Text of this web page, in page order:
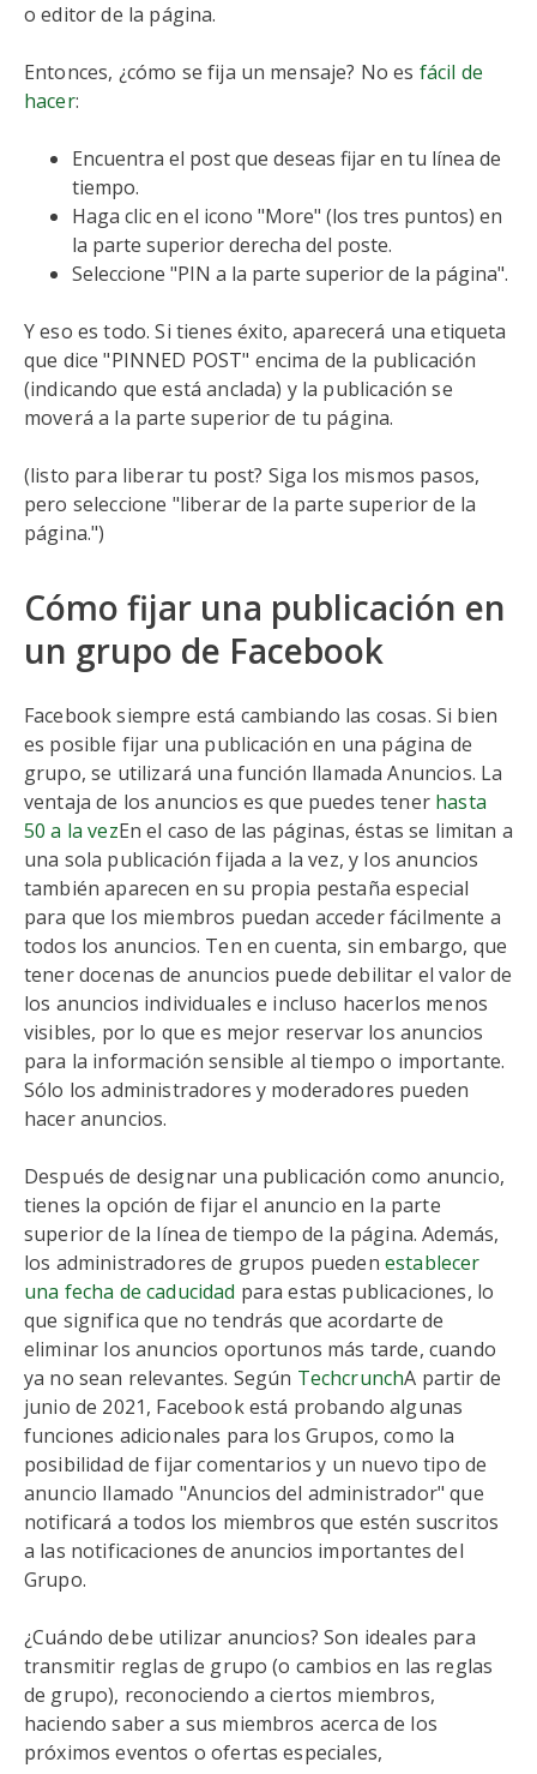
o editor de la página.
Entonces, ¿cómo se fija un mensaje? No es fácil de
hacer:
Encuentra el post que deseas fijar en tu línea de
tiempo.
Haga clic en el icono "More" (los tres puntos) en
la parte superior derecha del poste.
Seleccione "PIN a la parte superior de la página".
Y eso es todo. Si tienes éxito, aparecerá una etiqueta
que dice "PINNED POST" encima de la publicación
(indicando que está anclada) y la publicación se
moverá a la parte superior de tu página.
(listo para liberar tu post? Siga los mismos pasos,
pero seleccione "liberar de la parte superior de la
página.")
Cómo fijar una publicación en
un grupo de Facebook
Facebook siempre está cambiando las cosas. Si bien
es posible fijar una publicación en una página de
grupo, se utilizará una función llamada Anuncios. La
ventaja de los anuncios es que puedes tener hasta
50 a la vezEn el caso de las páginas, éstas se limitan a
una sola publicación fijada a la vez, y los anuncios
también aparecen en su propia pestaña especial
para que los miembros puedan acceder fácilmente a
todos los anuncios. Ten en cuenta, sin embargo, que
tener docenas de anuncios puede debilitar el valor de
los anuncios individuales e incluso hacerlos menos
visibles, por lo que es mejor reservar los anuncios
para la información sensible al tiempo o importante.
Sólo los administradores y moderadores pueden
hacer anuncios.
Después de designar una publicación como anuncio,
tienes la opción de fijar el anuncio en la parte
superior de la línea de tiempo de la página. Además,
los administradores de grupos pueden establecer
una fecha de caducidad para estas publicaciones, lo
que significa que no tendrás que acordarte de
eliminar los anuncios oportunos más tarde, cuando
ya no sean relevantes. Según TechcrunchA partir de
junio de 2021, Facebook está probando algunas
funciones adicionales para los Grupos, como la
posibilidad de fijar comentarios y un nuevo tipo de
anuncio llamado "Anuncios del administrador" que
notificará a todos los miembros que estén suscritos
a las notificaciones de anuncios importantes del
Grupo.
¿Cuándo debe utilizar anuncios? Son ideales para
transmitir reglas de grupo (o cambios en las reglas
de grupo), reconociendo a ciertos miembros,
haciendo saber a sus miembros acerca de los
próximos eventos o ofertas especiales,